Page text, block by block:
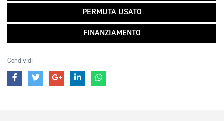
PERMUTA USATO
FINANZIAMENTO
Condividi